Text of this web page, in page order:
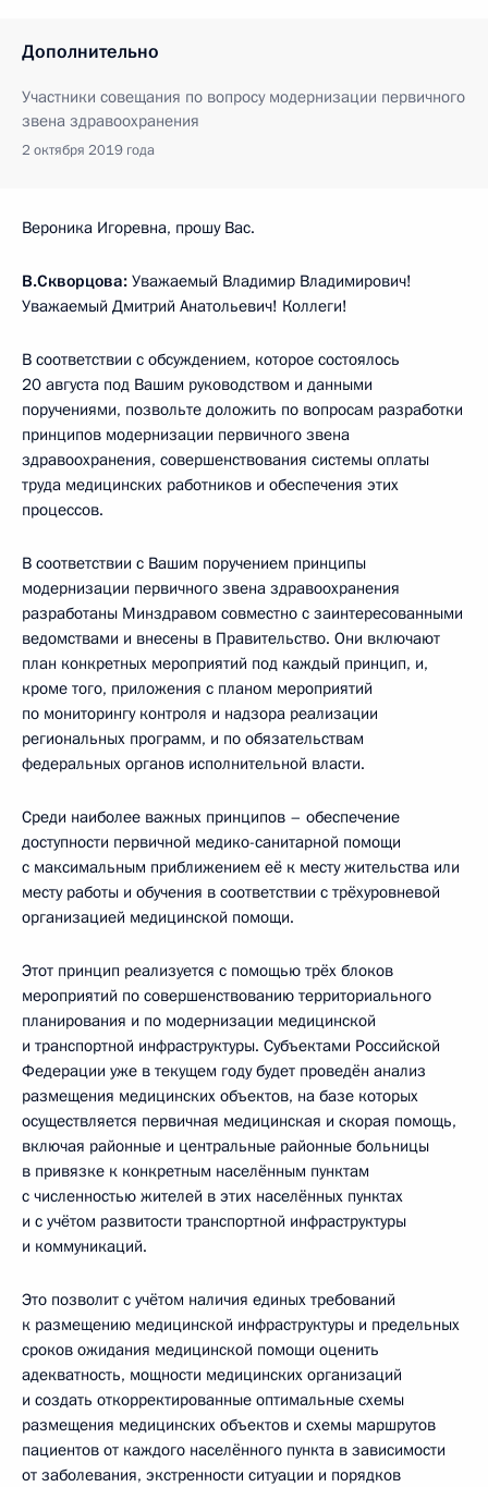
Дополнительно
Участники совещания по вопросу модернизации первичного
звена здравоохранения
2 октября 2019 года
Вероника Игоревна, прошу Вас.
В.Скворцова: Уважаемый Владимир Владимирович!
Уважаемый Дмитрий Анатольевич! Коллеги!
В соответствии с обсуждением, которое состоялось
20 августа под Вашим руководством и данными
поручениями, позвольте доложить по вопросам разработки
принципов модернизации первичного звена
здравоохранения, совершенствования системы оплаты
труда медицинских работников и обеспечения этих
процессов.
В соответствии с Вашим поручением принципы
модернизации первичного звена здравоохранения
разработаны Минздравом совместно с заинтересованными
ведомствами и внесены в Правительство. Они включают
план конкретных мероприятий под каждый принцип, и,
кроме того, приложения с планом мероприятий
по мониторингу контроля и надзора реализации
региональных программ, и по обязательствам
федеральных органов исполнительной власти.
Среди наиболее важных принципов – обеспечение
доступности первичной медико-санитарной помощи
с максимальным приближением её к месту жительства или
месту работы и обучения в соответствии с трёхуровневой
организацией медицинской помощи.
Этот принцип реализуется с помощью трёх блоков
мероприятий по совершенствованию территориального
планирования и по модернизации медицинской
и транспортной инфраструктуры. Субъектами Российской
Федерации уже в текущем году будет проведён анализ
размещения медицинских объектов, на базе которых
осуществляется первичная медицинская и скорая помощь,
включая районные и центральные районные больницы
в привязке к конкретным населённым пунктам
с численностью жителей в этих населённых пунктах
и с учётом развитости транспортной инфраструктуры
и коммуникаций.
Это позволит с учётом наличия единых требований
к размещению медицинской инфраструктуры и предельных
сроков ожидания медицинской помощи оценить
адекватность, мощности медицинских организаций
и создать откорректированные оптимальные схемы
размещения медицинских объектов и схемы маршрутов
пациентов от каждого населённого пункта в зависимости
от заболевания, экстренности ситуации и порядков